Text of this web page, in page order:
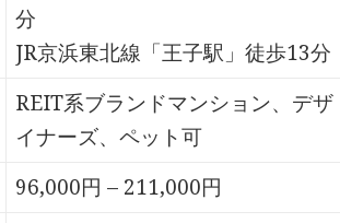
分
JR京浜東北線「王子駅」徒歩13分
REIT系ブランドマンション、デザ
イナーズ、ペット可
96,000円 – 211,000円